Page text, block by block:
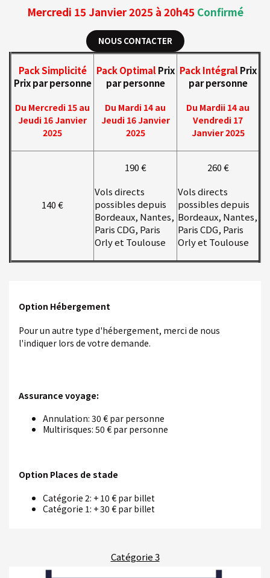
Mercredi 15 Janvier2025 à 20h45 Confirmé
NOUS CONTACTER
Pack Simplicité
Prix par personne
Du Mercredi 15 au
Jeudi 16 Janvier
2025
Pack Optimal Prix
par personne
Du Mardi 14 au
Jeudi 16 Janvier
2025
Pack Intégral Prix
par personne
Du Mardii 14 au
Vendredi 17
Janvier 2025
140 €
190 €
Vols directs
possibles depuis
Bordeaux, Nantes,
Paris CDG, Paris
Orly et Toulouse
260 €
Vols directs
possibles depuis
Bordeaux, Nantes,
Paris CDG, Paris
Orly et Toulouse
Option Hébergement
Pour un autre type d'hébergement, merci de nous
l'indiquer lors de votre demande.
Assurance voyage:
Annulation: 30 € par personne
Multirisques: 50 € par personne
Option Places de stade
Catégorie 2: + 10 € par billet
Catégorie 1: + 30 € par billet
Catégorie 3